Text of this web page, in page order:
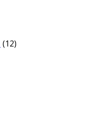
(12)